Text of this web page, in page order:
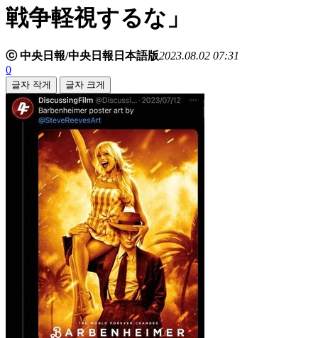
戦争軽視するな」
ⓒ 中央日報/中央日報日本語版2023.08.02 07:31
0
글자 작게 글자 크게